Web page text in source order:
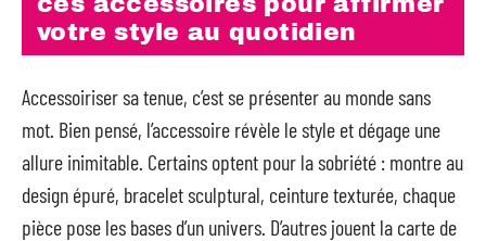
votre style au quotidien
Accessoiriser sa tenue, c’est se présenter au monde sans
mot. Bien pensé, l’accessoire révèle le style et dégage une
allure inimitable. Certains optent pour la sobriété : montre au
design épuré, bracelet sculptural, ceinture texturée, chaque
pièce pose les bases d’un univers. D’autres jouent la carte de